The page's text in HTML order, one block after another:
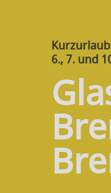
6., 7. und